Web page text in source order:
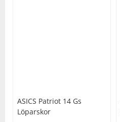
ASICS Patriot 14 Gs
Löparskor